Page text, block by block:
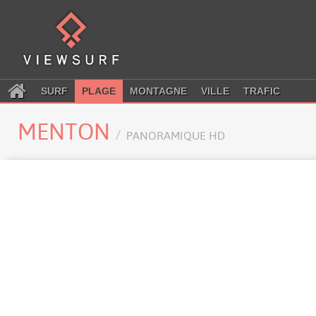
SURF PLAGE MONTAGNE VILLE TRAFIC
MENTON PANORAMIQUE HD